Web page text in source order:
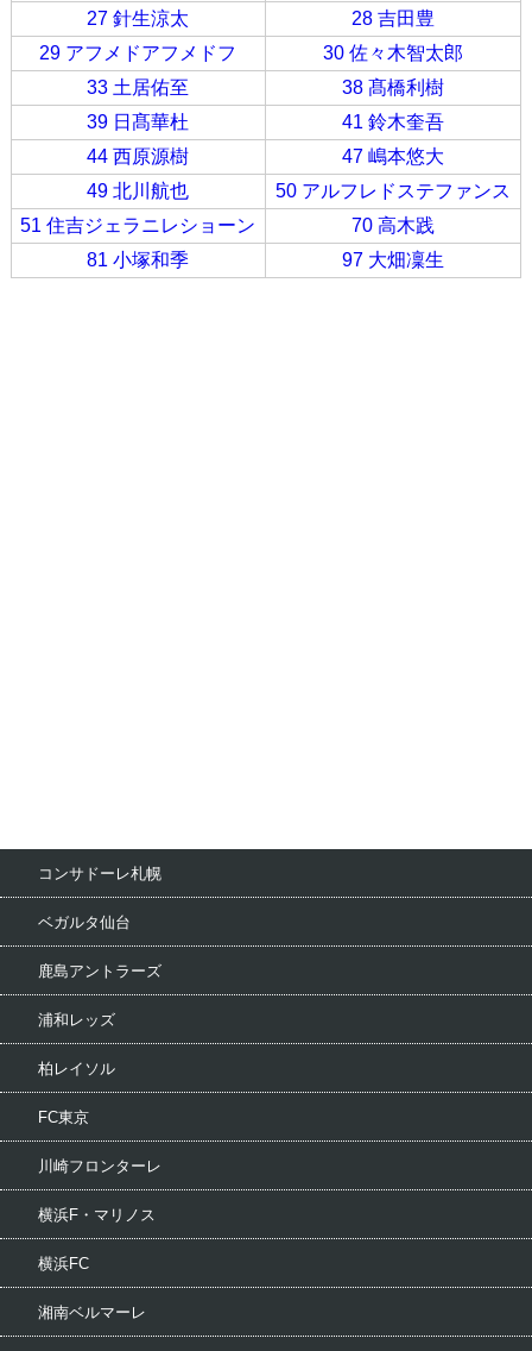
27 針生涼太
28 吉田豊
29 アフメドアフメドフ
30 佐々木智太郎
33 土居佑至
38 髙橋利樹
39 日髙華杜
41 鈴木奎吾
44 西原源樹
47 嶋本悠大
49 北川航也
50 アルフレドステファンス
51 住吉ジェラニレショーン
70 高木践
81 小塚和季
97 大畑凜生
コンサドーレ札幌
ベガルタ仙台
鹿島アントラーズ
浦和レッズ
柏レイソル
FC東京
川崎フロンターレ
横浜F・マリノス
横浜FC
湘南ベルマーレ